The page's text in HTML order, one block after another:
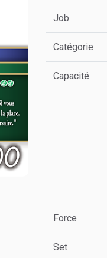
Job
Catégorie
Capacité
Force
Set